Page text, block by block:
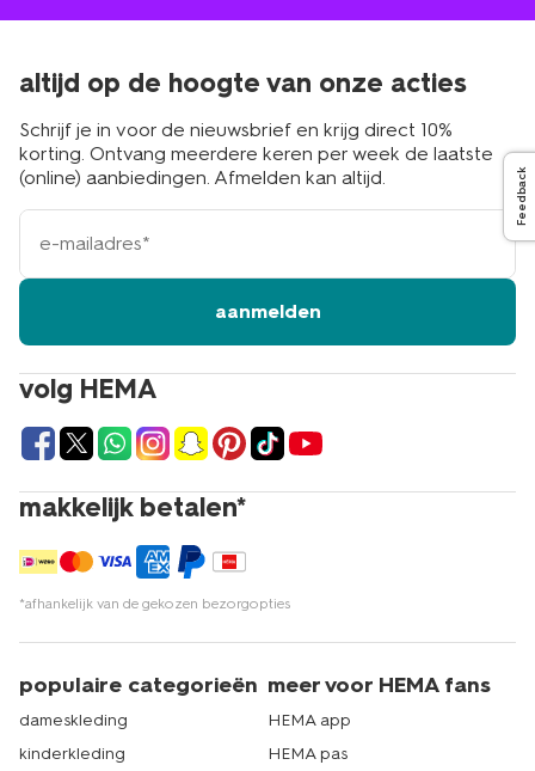
volg HEMA
makkelijk betalen*
*afhankelijk van de gekozen bezorgopties
altijd op de hoogte van onze acties
Schrijf je in voor de nieuwsbrief en krijg direct 10%
korting. Ontvang meerdere keren per week de laatste
(online) aanbiedingen. Afmelden kan altijd.
e-
mailadres
aanmelden
populaire categorieën
dameskleding
kinderkleding
meer voor HEMA fans
HEMA app
HEMA pas
Feedback